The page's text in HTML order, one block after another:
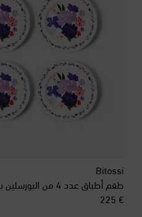
Bitossi
طقم أطباق عدد 4 من البورسلين بورود
€ 225
original price